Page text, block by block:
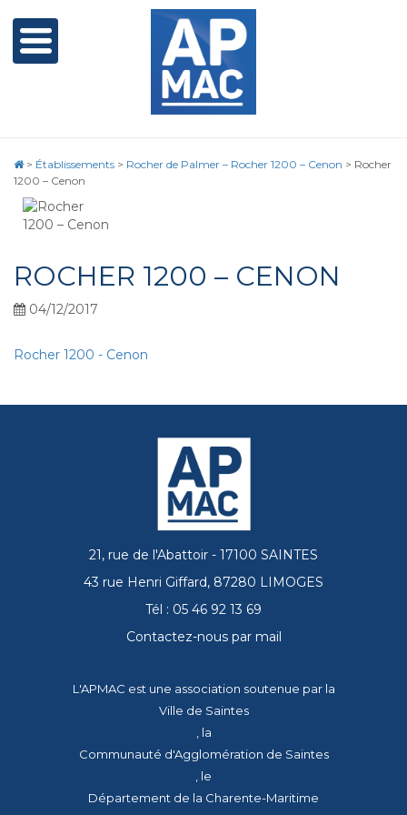
> Établissements > Rocher de Palmer – Rocher 1200 – Cenon > Rocher
1200 – Cenon
ROCHER 1200 – CENON
04/12/2017
Rocher 1200 - Cenon
21, rue de l'Abattoir - 17100 SAINTES
43 rue Henri Giffard, 87280 LIMOGES
Tél : 05 46 92 13 69
Contactez-nous par mail
L'APMAC est une association soutenue par la
Ville de Saintes
, la
Communauté d'Agglomération de Saintes
, le
Département de la Charente-Maritime